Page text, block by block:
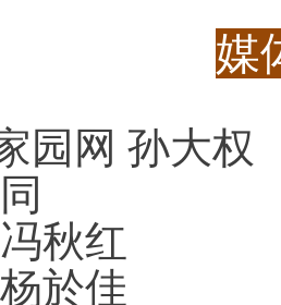
媒
园网 孙大权
秋红
於佳